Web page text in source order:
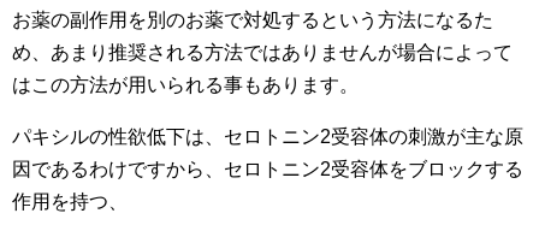
お薬の副作用を別のお薬で対処するという方法になるた
め、あまり推奨される方法ではありませんが場合によって
はこの方法が用いられる事もあります。
パキシルの性欲低下は、セロトニン2受容体の刺激が主な原
因であるわけですから、セロトニン2受容体をブロックする
作用を持つ、